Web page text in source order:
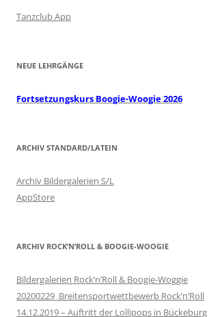
Tanzclub App
NEUE LEHRGÄNGE
Fortsetzungskurs Boogie-Woogie 2026
ARCHIV STANDARD/LATEIN
Archiv Bildergalerien S/L
AppStore
ARCHIV ROCK’N’ROLL & BOOGIE-WOOGIE
Bildergalerien Rock’n’Roll & Boogie-Woggie
20200229_Breitensportwettbewerb Rock’n’Roll
14.12.2019 – Auftritt der Lollipops in Bückeburg